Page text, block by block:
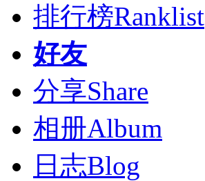
排行榜Ranklist
好友
分享Share
相册Album
日志Blog